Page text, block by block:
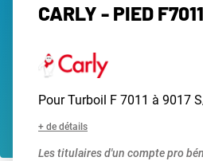
CARLY - PIED
Pour Turboil F 7011 à 9017
+ de détails
Les titulaires d'un compte pro